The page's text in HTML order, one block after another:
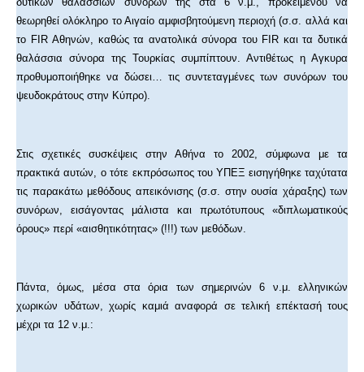
θεωρηθεί ολόκληρο το Αιγαίο αμφισβητούμενη περιοχή (σ.σ. αλλά και
το FIR Αθηνών, καθώς τα ανατολικά σύνορα του FIR και τα δυτικά
θαλάσσια σύνορα της Τουρκίας συμπίπτουν. Αντιθέτως η Αγκυρα
προθυμοποιήθηκε να δώσει… τις συντεταγμένες των συνόρων του
ψευδοκράτους στην Κύπρο).
Στις σχετικές συσκέψεις στην Αθήνα το 2002, σύμφωνα με τα
πρακτικά αυτών, ο τότε εκπρόσωπος του ΥΠΕΞ εισηγήθηκε ταχύτατα
τις παρακάτω μεθόδους απεικόνισης (σ.σ. στην ουσία χάραξης) των
συνόρων, εισάγοντας μάλιστα και πρωτότυπους «διπλωματικούς
όρους» περί «αισθητικότητας» (!!!) των μεθόδων.
Πάντα, όμως, μέσα στα όρια των σημερινών 6 ν.μ. ελληνικών
χωρικών υδάτων, χωρίς καμιά αναφορά σε τελική επέκτασή τους
μέχρι τα 12 ν.μ.: